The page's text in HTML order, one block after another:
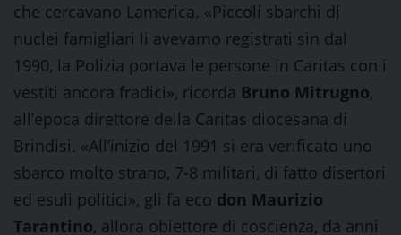
che cercavano Lamerica. «Piccoli sbarchi di
nuclei famigliari li avevamo registrati sin dal
1990, la Polizia portava le persone in Caritas con i
vestiti ancora fradici», ricorda Bruno Mitrugno,
all’epoca direttore della Caritas diocesana di
Brindisi. «All’inizio del 1991 si era verificato uno
sbarco molto strano, 7-8 militari, di fatto disertori
ed esuli politici», gli fa eco don Maurizio
Tarantino, allora obiettore di coscienza, da anni